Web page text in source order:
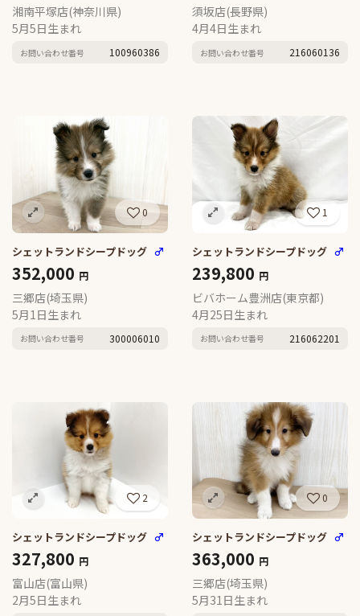
湘南平塚店(神奈川県)
5月5日生まれ
お問い合わせ番号 100960386
須坂店(長野県)
4月4日生まれ
お問い合わせ番号 216060136
0
シェットランドシープドッグ ♂
352,000 円
三郷店(埼玉県)
5月1日生まれ
お問い合わせ番号 300006010
1
シェットランドシープドッグ ♂
239,800 円
ビバホーム豊洲店(東京都)
4月25日生まれ
お問い合わせ番号 216062201
2
シェットランドシープドッグ ♂
327,800 円
富山店(富山県)
2月5日生まれ
0
シェットランドシープドッグ ♂
363,000 円
三郷店(埼玉県)
5月31日生まれ